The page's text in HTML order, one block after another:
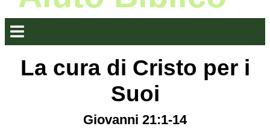
La cura di Cristo per i
Suoi
Giovanni 21:1-14